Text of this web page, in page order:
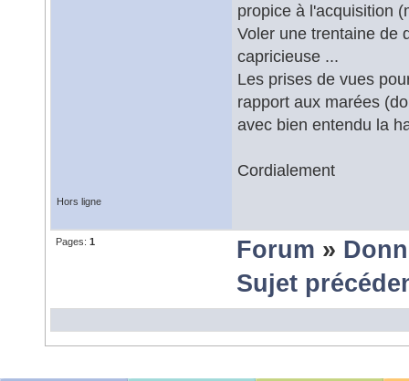
propice à l'acquisition
Voler une trentaine de
capricieuse ...
Les prises de vues
rapport aux marées
avec bien entendu la
Cordialement
Hors ligne
Pages: 1 Forum »
Sujet